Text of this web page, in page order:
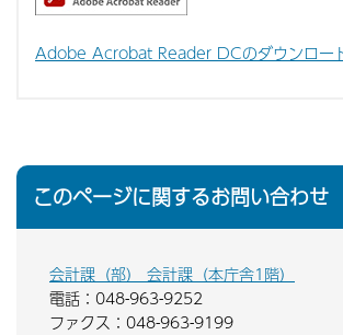
Adobe Acrobat Reader DCのダウンロー
このページに関するお問い合わせ
会計課（部） 会計課（本庁舎1階）
電話：048-963-9252
ファクス：048-963-9199